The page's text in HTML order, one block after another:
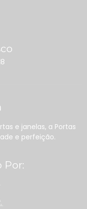
e janelas, a Portas
e perfeição.
Por: